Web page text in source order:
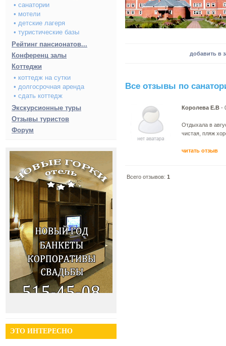
• санатории
• мотели
• детские лагеря
• туристические базы
Рейтинг пансионатов...
Конференц залы
Коттеджи
• коттедж на сутки
• долгосрочная аренда
• сдать коттедж
Экскурсионные туры
Отзывы туристов
Форум
ЭТО ИНТЕРЕСНО
добавить в
Все отзывы по
Королева Е.B -
Отдыхала в
чистая, пляж
читать отзыв
Всего отзывов: 1